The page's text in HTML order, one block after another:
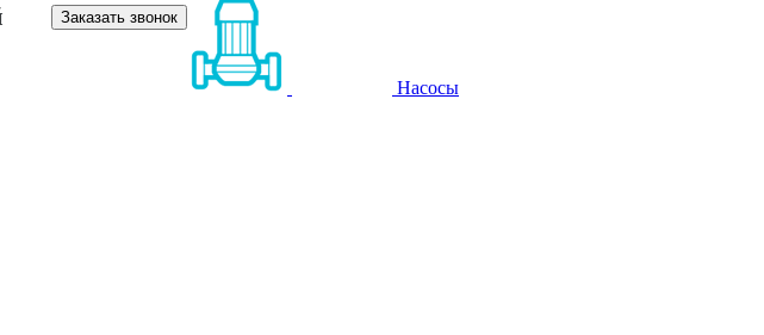
Заказать звонок
Насосы